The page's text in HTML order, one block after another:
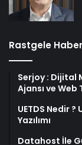
Rastgele
Serjoy : Dijital
Ajansı ve Web
UETDS Nedir ?
Yazılımı
Datahost İle